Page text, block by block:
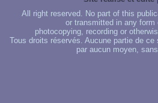
All right reserved. No part of this
or transmitted in any
photocopying, recording or
Tous droits réservés. Aucune partie de
par aucun moyen,